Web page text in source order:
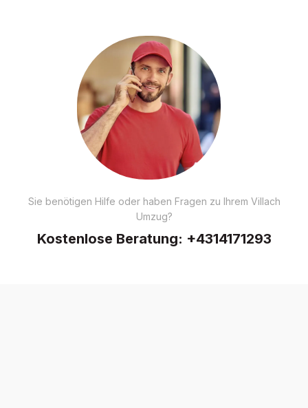
Sie benötigen Hilfe oder haben Fragen zu Ihrem Villach
Umzug?
Kostenlose Beratung: +4314171293